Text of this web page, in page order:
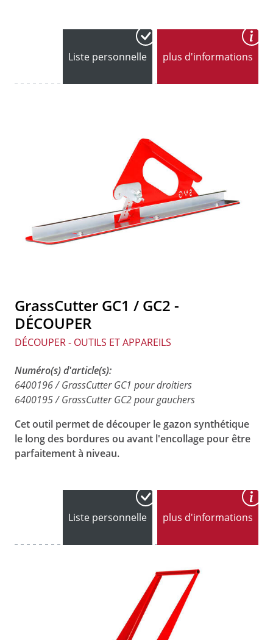
Liste personnelle plus d'informations
GrassCutter GC1 / GC2 -
DÉCOUPER
DÉCOUPER - OUTILS ET APPAREILS
Numéro(s) d'article(s):
6400196 / GrassCutter GC1 pour droitiers
6400195 / GrassCutter GC2 pour gauchers
Cet outil permet de découper le gazon synthétique
le long des bordures ou avant l'encollage pour être
parfaitement à niveau.
Liste personnelle plus d'informations